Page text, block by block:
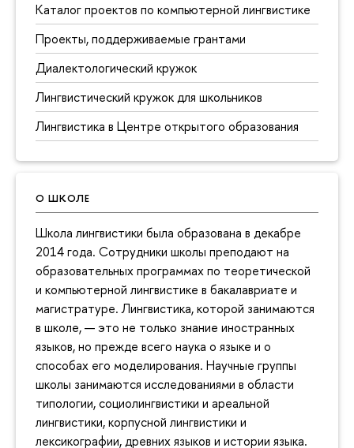
Каталог проектов по компьютерной лингвистике
Проекты, поддерживаемые грантами
Диалектологический кружок
Лингвистический кружок для школьников
Лингвистика в Центре открытого образования
О ШКОЛЕ
Школа лингвистики была образована в декабре
2014 года. Сотрудники школы преподают на
образовательных программах по теоретической
и компьютерной лингвистике в бакалавриате и
магистратуре. Лингвистика, которой занимаются
в школе, — это не только знание иностранных
языков, но прежде всего наука о языке и о
способах его моделирования. Научные группы
школы занимаются исследованиями в области
типологии, социолингвистики и ареальной
лингвистики, корпусной лингвистики и
лексикографии, древних языков и истории языка.